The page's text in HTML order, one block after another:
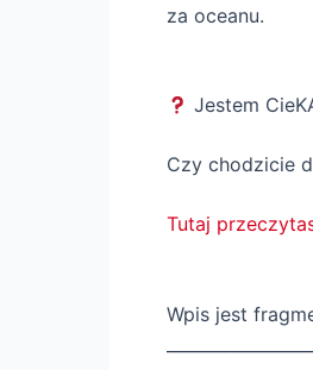
za oceanu.
Jestem
Czy chodzicie
Tutaj
Wpis jest